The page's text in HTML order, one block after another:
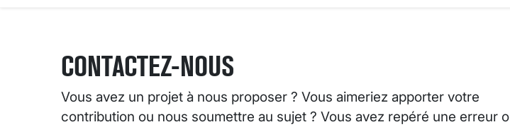
CONTACTEZ-NOUS
Vous avez un projet à nous proposer ? Vous aimeriez apporter votre
contribution ou nous soumettre au sujet ? Vous avez repéré une erreur